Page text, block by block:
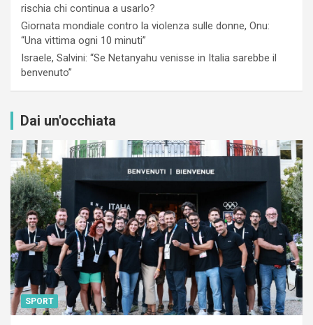
rischia chi continua a usarlo?
Giornata mondiale contro la violenza sulle donne, Onu:
“Una vittima ogni 10 minuti”
Israele, Salvini: “Se Netanyahu venisse in Italia sarebbe il
benvenuto”
Dai un'occhiata
SPORT